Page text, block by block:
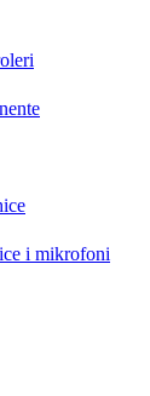
i mikrofoni